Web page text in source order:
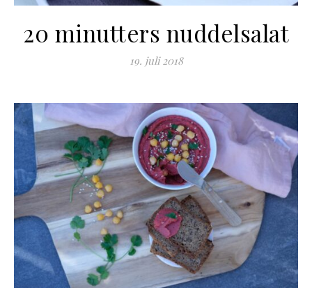
20 minutters nuddelsalat
19. juli 2018